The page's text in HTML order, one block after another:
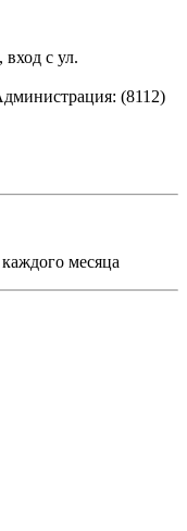
вход с ул.
(8112)
месяца